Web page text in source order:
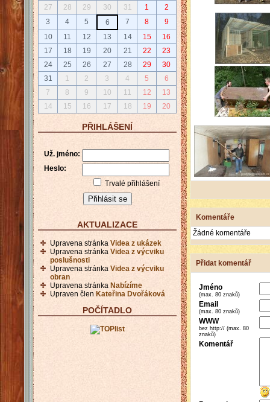
Komentáře
Žádné komentáře
Přidat komentář
Jméno
(max. 80 znaků)
Email
(max. 80 znaků)
WWW
bez http:// (max. 80
znaků)
Komentář
27
28 29 30 31 1
2
3
4 5 6 7 8
9
10
11 12 13 14 15
16
17
18 19 20 21 22
23
24
25 26 27 28 29
30
31
1 2 3 4 5
6
7
8 9 10 11 12
13
14
15 16 17 18 19 20
PŘIHLÁŠENÍ
Už. jméno:
Heslo:
Trvalé přihlášení
AKTUALIZACE
Upravena stránka Videa z ukázek
Upravena stránka Videa z výcviku
poslušnosti
Upravena stránka Videa z výcviku
obran
Upravena stránka Nabízíme
Upraven člen Kateřina Dvořáková
POČÍTADLO